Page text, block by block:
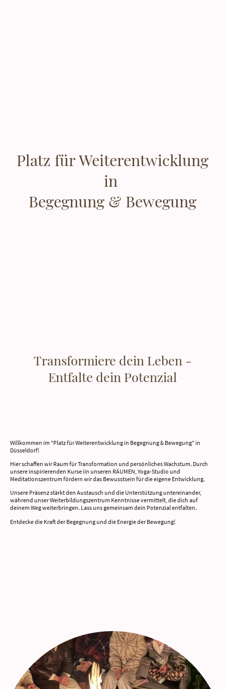
Platz für Weiterentwicklung
in
Begegnung & Bewegung
Transformiere dein Leben -
Entfalte dein Potenzial
Willkommen im "Platz für Weiterentwicklung in Begegnung & Bewegung" in
Düsseldorf!
Hier schaffen wir Raum für Transformation und persönliches Wachstum. Durch
unsere inspirierenden Kurse iin unseren RÄUMEN, Yoga-Studio und
Meditationszentrum fördern wir das Bewusstsein für die eigene Entwicklung.
Unsere Präsenz stärkt den Austausch und die Unterstützung untereinander,
während unser Weiterbildungszentrum Kenntnisse vermittelt, die dich auf
deinem Weg weiterbringen. Lass uns gemeinsam dein Potenzial entfalten.
Entdecke die Kraft der Begegnung und die Energie der Bewegung!